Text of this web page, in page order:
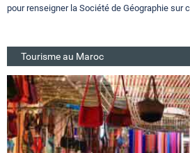
pour renseigner la Société de Géographie sur
Tourisme au Maroc